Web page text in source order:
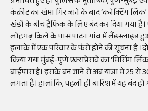
कंक्रीट का खंभा गिर जाने के बाद ‘कनेक्टिंग
खंडों के बीच ट्रैफिक के लिए बंद कर दिया गया
लोहगढ़ किले के पास पाटन गांव में लैंडस्लाइड
इलाके में एक परिवार के फंसे होने की सूचना है
किया गया मुंबई-पुणे एक्सप्रेसवे का ‘मिसिंग
बाईपास है। इसके बन जाने से अब यात्रा में 25
लगता है। हालांकि, पहली ही बारिश में यह बंद हो